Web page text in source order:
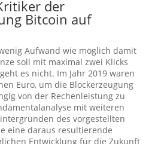
der
Bitcoin auf
Aufwand wie möglich damit
soll mit maximal zwei Klicks
es nicht. Im Jahr 2019 waren
Euro, um die Blockerzeugung
von der Rechenleistung zu
mit weiteren
des vorgestellten
eine daraus resultierende
Entwicklung für die Zukunft